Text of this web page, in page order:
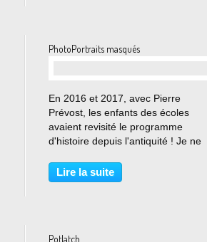
PhotoPortraits masqués
En 2016 et 2017, avec Pierre
Prévost, les enfants des écoles
avaient revisité le programme
d'histoire depuis l'antiquité ! Je ne
temps toujours incertains de se
méfier de Coronavirus le tyran. Se
Lire la suite
Potlatch